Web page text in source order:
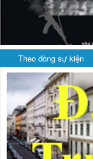
Theo dòng sự kiện